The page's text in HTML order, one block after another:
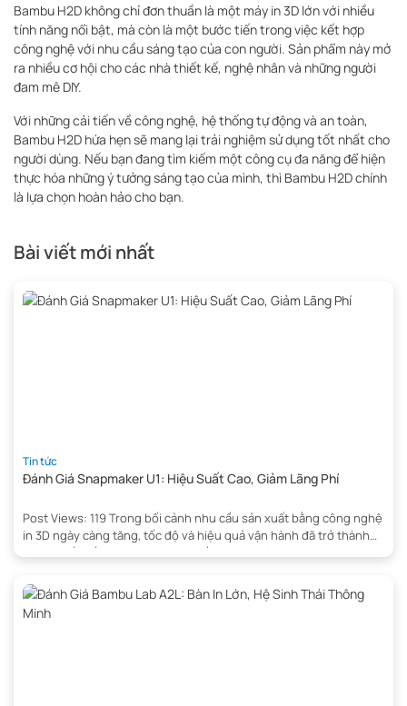
Bambu H2D không chỉ đơn thuần là một máy in 3D lớn với nhiều
tính năng nổi bật, mà còn là một bước tiến trong việc kết hợp
công nghệ với nhu cầu sáng tạo của con người. Sản phẩm này mở
ra nhiều cơ hội cho các nhà thiết kế, nghệ nhân và những người
đam mê DIY.
Với những cải tiến về công nghệ, hệ thống tự động và an toàn,
Bambu H2D hứa hẹn sẽ mang lại trải nghiệm sử dụng tốt nhất cho
người dùng. Nếu bạn đang tìm kiếm một công cụ đa năng để hiện
thực hóa những ý tưởng sáng tạo của mình, thì Bambu H2D chính
là lựa chọn hoàn hảo cho bạn.
Bài viết mới nhất
Tin tức
Đánh Giá Snapmaker U1: Hiệu Suất Cao, Giảm Lãng Phí
Post Views: 119 Trong bối cảnh nhu cầu sản xuất bằng công nghệ
in 3D ngày càng tăng, tốc độ và hiệu quả vận hành đã trở thành
những yếu tố quan trọng hàng đầu. Đánh giá Snapmaker U1 cho
suất, […]